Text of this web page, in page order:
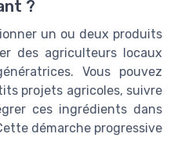
?
un ou deux produits
des agriculteurs locaux
Vous pouvez
projets agricoles, suivre
ces ingrédients dans
démarche progressive